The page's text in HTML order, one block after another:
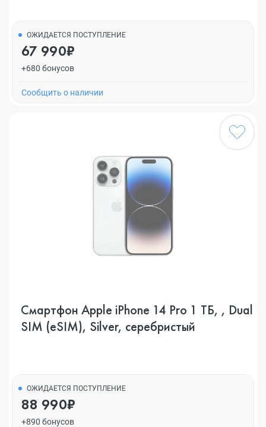
ОЖИДАЕТСЯ ПОСТУПЛЕНИЕ
67 990₽
+680 бонусов
Cообщить о наличии
Смартфон Apple iPhone 14 Pro 1 ТБ, , Dual
SIM (eSIM), Silver, серебристый
ОЖИДАЕТСЯ ПОСТУПЛЕНИЕ
88 990₽
+890 бонусов